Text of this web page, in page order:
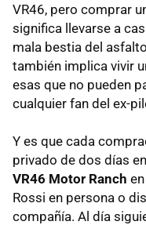
VR46, pero comprar
significa llevarse a
mala bestia del
también implica vivir
esas que no pueden
cualquier fan del ex-
Y es que cada
privado de dos días
VR46 Motor Ranch
Rossi en persona o
compañía. Al día